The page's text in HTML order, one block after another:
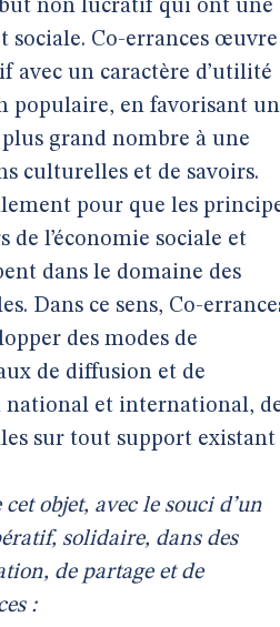
non lucratif qui ont une
sociale. Co-errances œuvre
avec un caractère d’utilité
populaire, en favorisant un
grand nombre à une
culturelles et de savoirs.
pour que les
de l’économie sociale et
dans le domaine des
Dans ce sens, Co-
des modes de
de diffusion et de
et international,
sur tout support existant
objet, avec le souci d’un
solidaire, dans des
de partage et de
: